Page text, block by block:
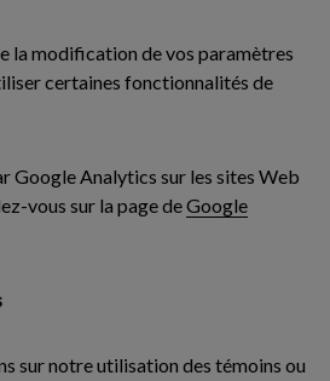
la modification de vos paramètres
certaines fonctionnalités de
Google Analytics sur les sites Web
vous sur la page deGoogle
sur notre utilisation des témoins ou